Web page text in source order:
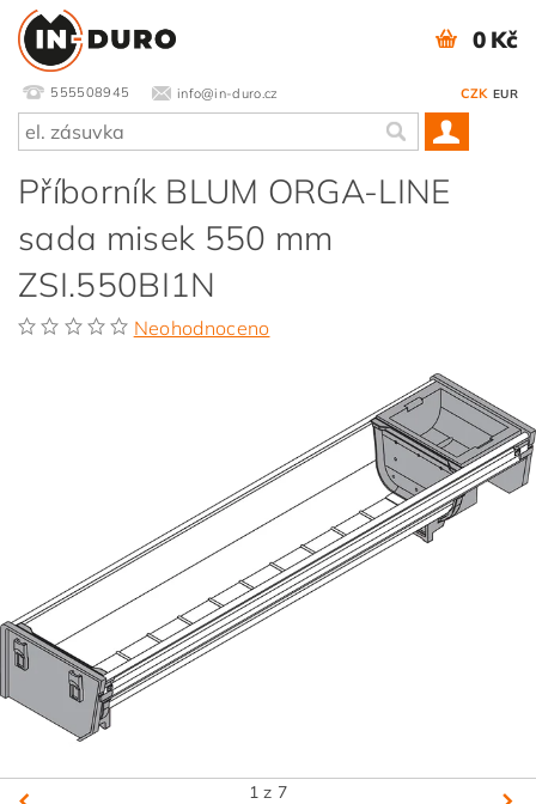
555508945 info@in-duro.cz CZK EUR
0 Kč
Příborník BLUM ORGA-LINE
sada misek 550 mm
ZSI.550BI1N
Neohodnoceno
1 z 7